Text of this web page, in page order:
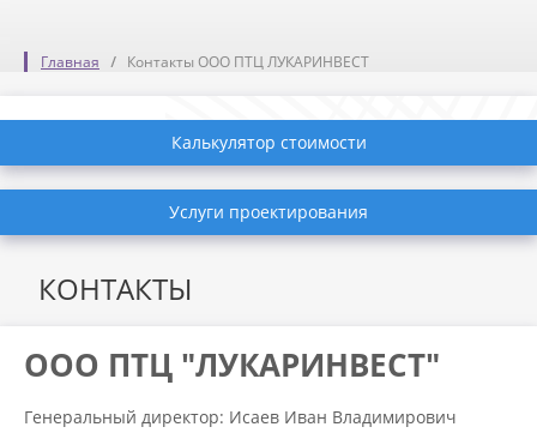
Главная Контакты ООО ПТЦ ЛУКАРИНВЕСТ
Калькулятор стоимости
Услуги проектирования
КОНТАКТЫ
ООО ПТЦ "ЛУКАРИНВЕСТ"
Генеральный директор: Исаев Иван Владимирович